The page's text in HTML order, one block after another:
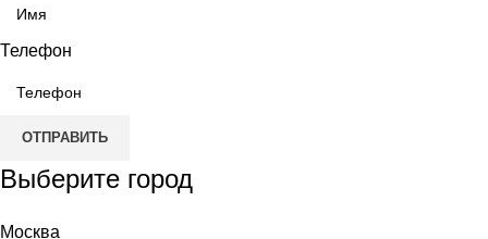
Телефон
ОТПРАВИТЬ
Выберите город
Москва